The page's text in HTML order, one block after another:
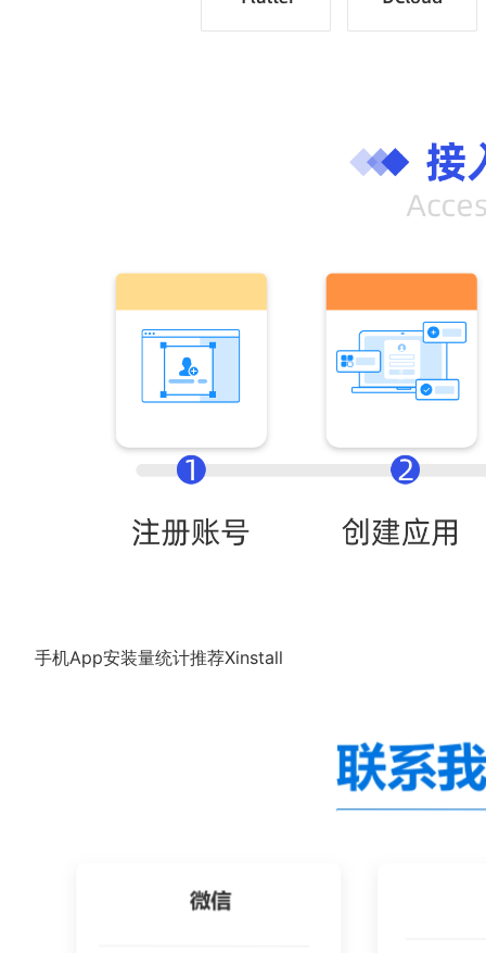
手机App安装量统计推荐Xinstall